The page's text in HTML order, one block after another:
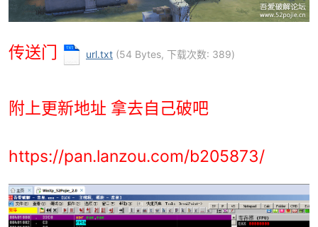
传送门 url.txt (54 Bytes, 下载次数: 389)
附上更新地址 拿去自己破吧
https://pan.lanzou.com/b205873/